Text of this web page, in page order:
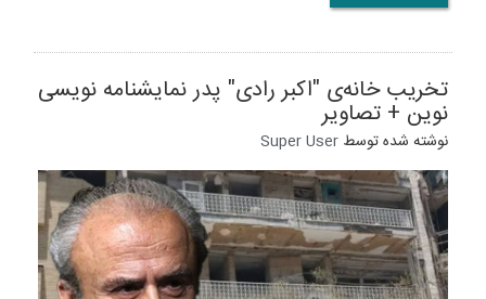
تخریب خانه‌ی "اکبر رادی" پدر نمایشنامه نویسی
نوین + تصاویر
نوشته شده توسط Super User